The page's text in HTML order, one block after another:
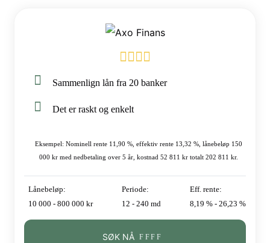
Sammenlign lån fra 20 banker
Det er raskt og enkelt
Eksempel: Nominell rente 11,90 %, effektiv rente 13,32 %, lånebeløp 150
000 kr med nedbetaling over 5 år, kostnad 52 811 kr totalt 202 811 kr.
Lånebeløp:
10 000 - 800 000 kr
Periode:
12 - 240 md
Eff. rente:
8,19 % - 26,23 %
SØK NÅ